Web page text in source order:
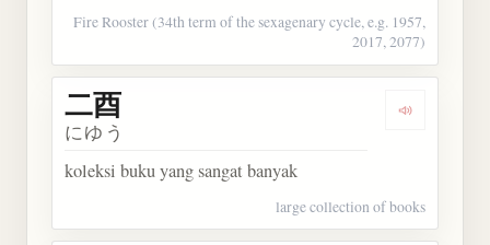
Fire Rooster (34th term of the sexagenary cycle, e.g. 1957,
2017, 2077)
Dengarkan
二酉
にゆう
koleksi buku yang sangat banyak
large collection of books